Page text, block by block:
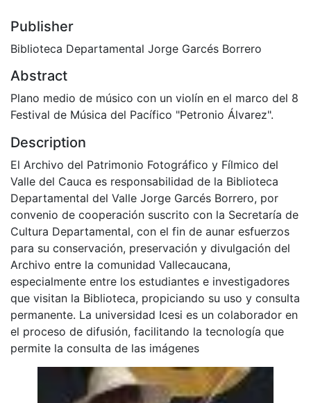
Publisher
Biblioteca Departamental Jorge Garcés Borrero
Abstract
Plano medio de músico con un violín en el marco del 8
Festival de Música del Pacífico "Petronio Álvarez".
Description
El Archivo del Patrimonio Fotográfico y Fílmico del
Valle del Cauca es responsabilidad de la Biblioteca
Departamental del Valle Jorge Garcés Borrero, por
convenio de cooperación suscrito con la Secretaría de
Cultura Departamental, con el fin de aunar esfuerzos
para su conservación, preservación y divulgación del
Archivo entre la comunidad Vallecaucana,
especialmente entre los estudiantes e investigadores
que visitan la Biblioteca, propiciando su uso y consulta
permanente. La universidad Icesi es un colaborador en
el proceso de difusión, facilitando la tecnología que
permite la consulta de las imágenes